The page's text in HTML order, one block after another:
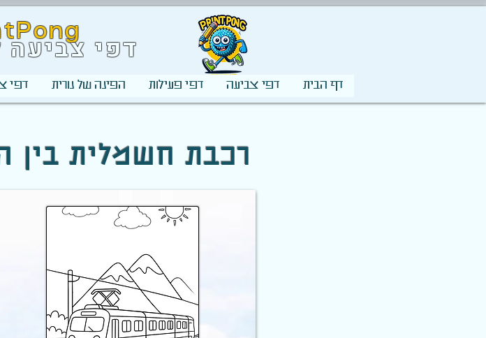
דפי
דף הבית דפי צביעה דפי פעילות הפינה של נורית דפי
🚆 רכבת חשמלית